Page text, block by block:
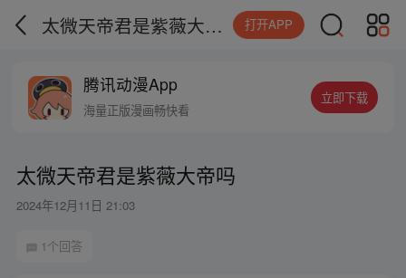
太微天帝君是紫薇大帝吗 打开APP
腾讯动漫App
海量正版漫画畅快看
立即下载
太微天帝君是紫薇大帝吗
2024年12月11日 21:03
1个回答